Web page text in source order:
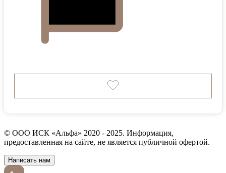
© ООО ИСК «Альфа» 2020 - 2025. Информация,
предоставленная на сайте, не является публичной офертой.
Написать нам